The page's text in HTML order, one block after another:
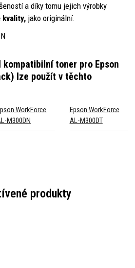
a díky tomu jejich výrobky
kvality, jako originální.
kompatibilní toner pro Epson
lze použít v těchto
WorkForce
M300DN
Epson WorkForce
AL-M300DT
produkty